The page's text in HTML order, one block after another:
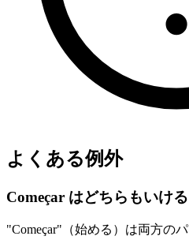
よくある例外
Começar はどちらもいける
"Começar"（始める）は両方の